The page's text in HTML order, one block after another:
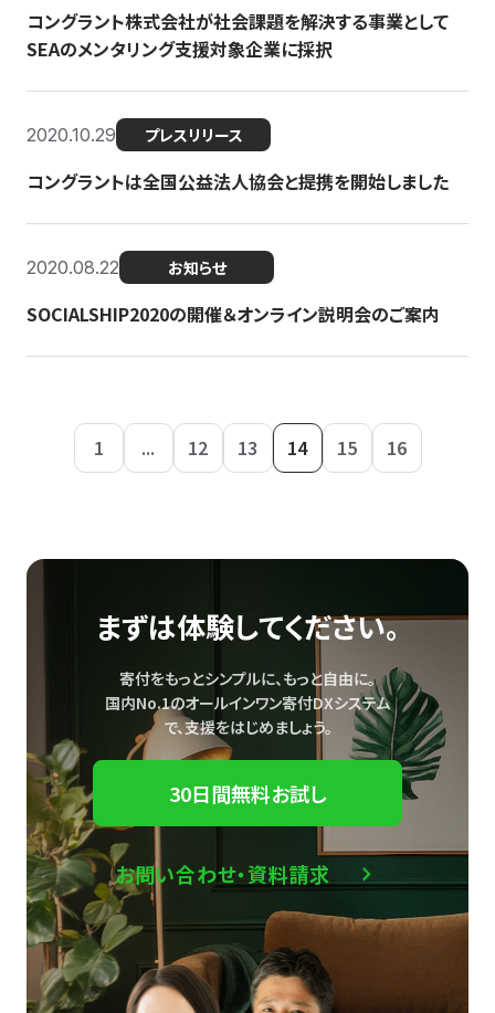
コングラント株式会社が社会課題を解決する事業として
SEAのメンタリング支援対象企業に採択
2020.10.29 プレスリリース
コングラントは全国公益法人協会と提携を開始しました
2020.08.22 お知らせ
SOCIALSHIP2020の開催＆オンライン説明会のご案内
1 ... 12 13 14 15 16
まずは体験してください。
寄付をもっとシンプルに、もっと自由に。
国内No.1のオールインワン寄付DXシステム
で、支援をはじめましょう。
30日間無料お試し
お問い合わせ・資料請求